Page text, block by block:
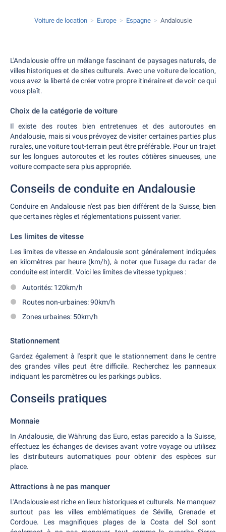
Voiture de location Europe Espagne Andalousie
L'Andalousie offre un mélange fascinant de paysages naturels, de
villes historiques et de sites culturels. Avec une voiture de location,
vous avez la liberté de créer votre propre itinéraire et de voir ce qui
vous plaît.
Choix de la catégorie de voiture
Il existe des routes bien entretenues et des autoroutes en
Andalousie, mais si vous prévoyez de visiter certaines parties plus
rurales, une voiture tout-terrain peut être préférable. Pour un trajet
sur les longues autoroutes et les routes côtières sinueuses, une
voiture compacte sera plus appropriée.
Conseils de conduite en Andalousie
Conduire en Andalousie n'est pas bien différent de la Suisse, bien
que certaines règles et réglementations puissent varier.
Les limites de vitesse
Les limites de vitesse en Andalousie sont généralement indiquées
en kilomètres par heure (km/h), à noter que l'usage du radar de
conduite est interdit. Voici les limites de vitesse typiques :
Autorités: 120km/h
Routes non-urbaines: 90km/h
Zones urbaines: 50km/h
Stationnement
Gardez également à l'esprit que le stationnement dans le centre
des grandes villes peut être difficile. Recherchez les panneaux
indiquant les parcmètres ou les parkings publics.
Conseils pratiques
Monnaie
In Andalousie, die Währung das Euro, estas parecido a la Suisse,
effectuez les échanges de devises avant votre voyage ou utilisez
les distributeurs automatiques pour obtenir des espèces sur
place.
Attractions à ne pas manquer
L'Andalousie est riche en lieux historiques et culturels. Ne manquez
surtout pas les villes emblématiques de Séville, Grenade et
Cordoue. Les magnifiques plages de la Costa del Sol sont